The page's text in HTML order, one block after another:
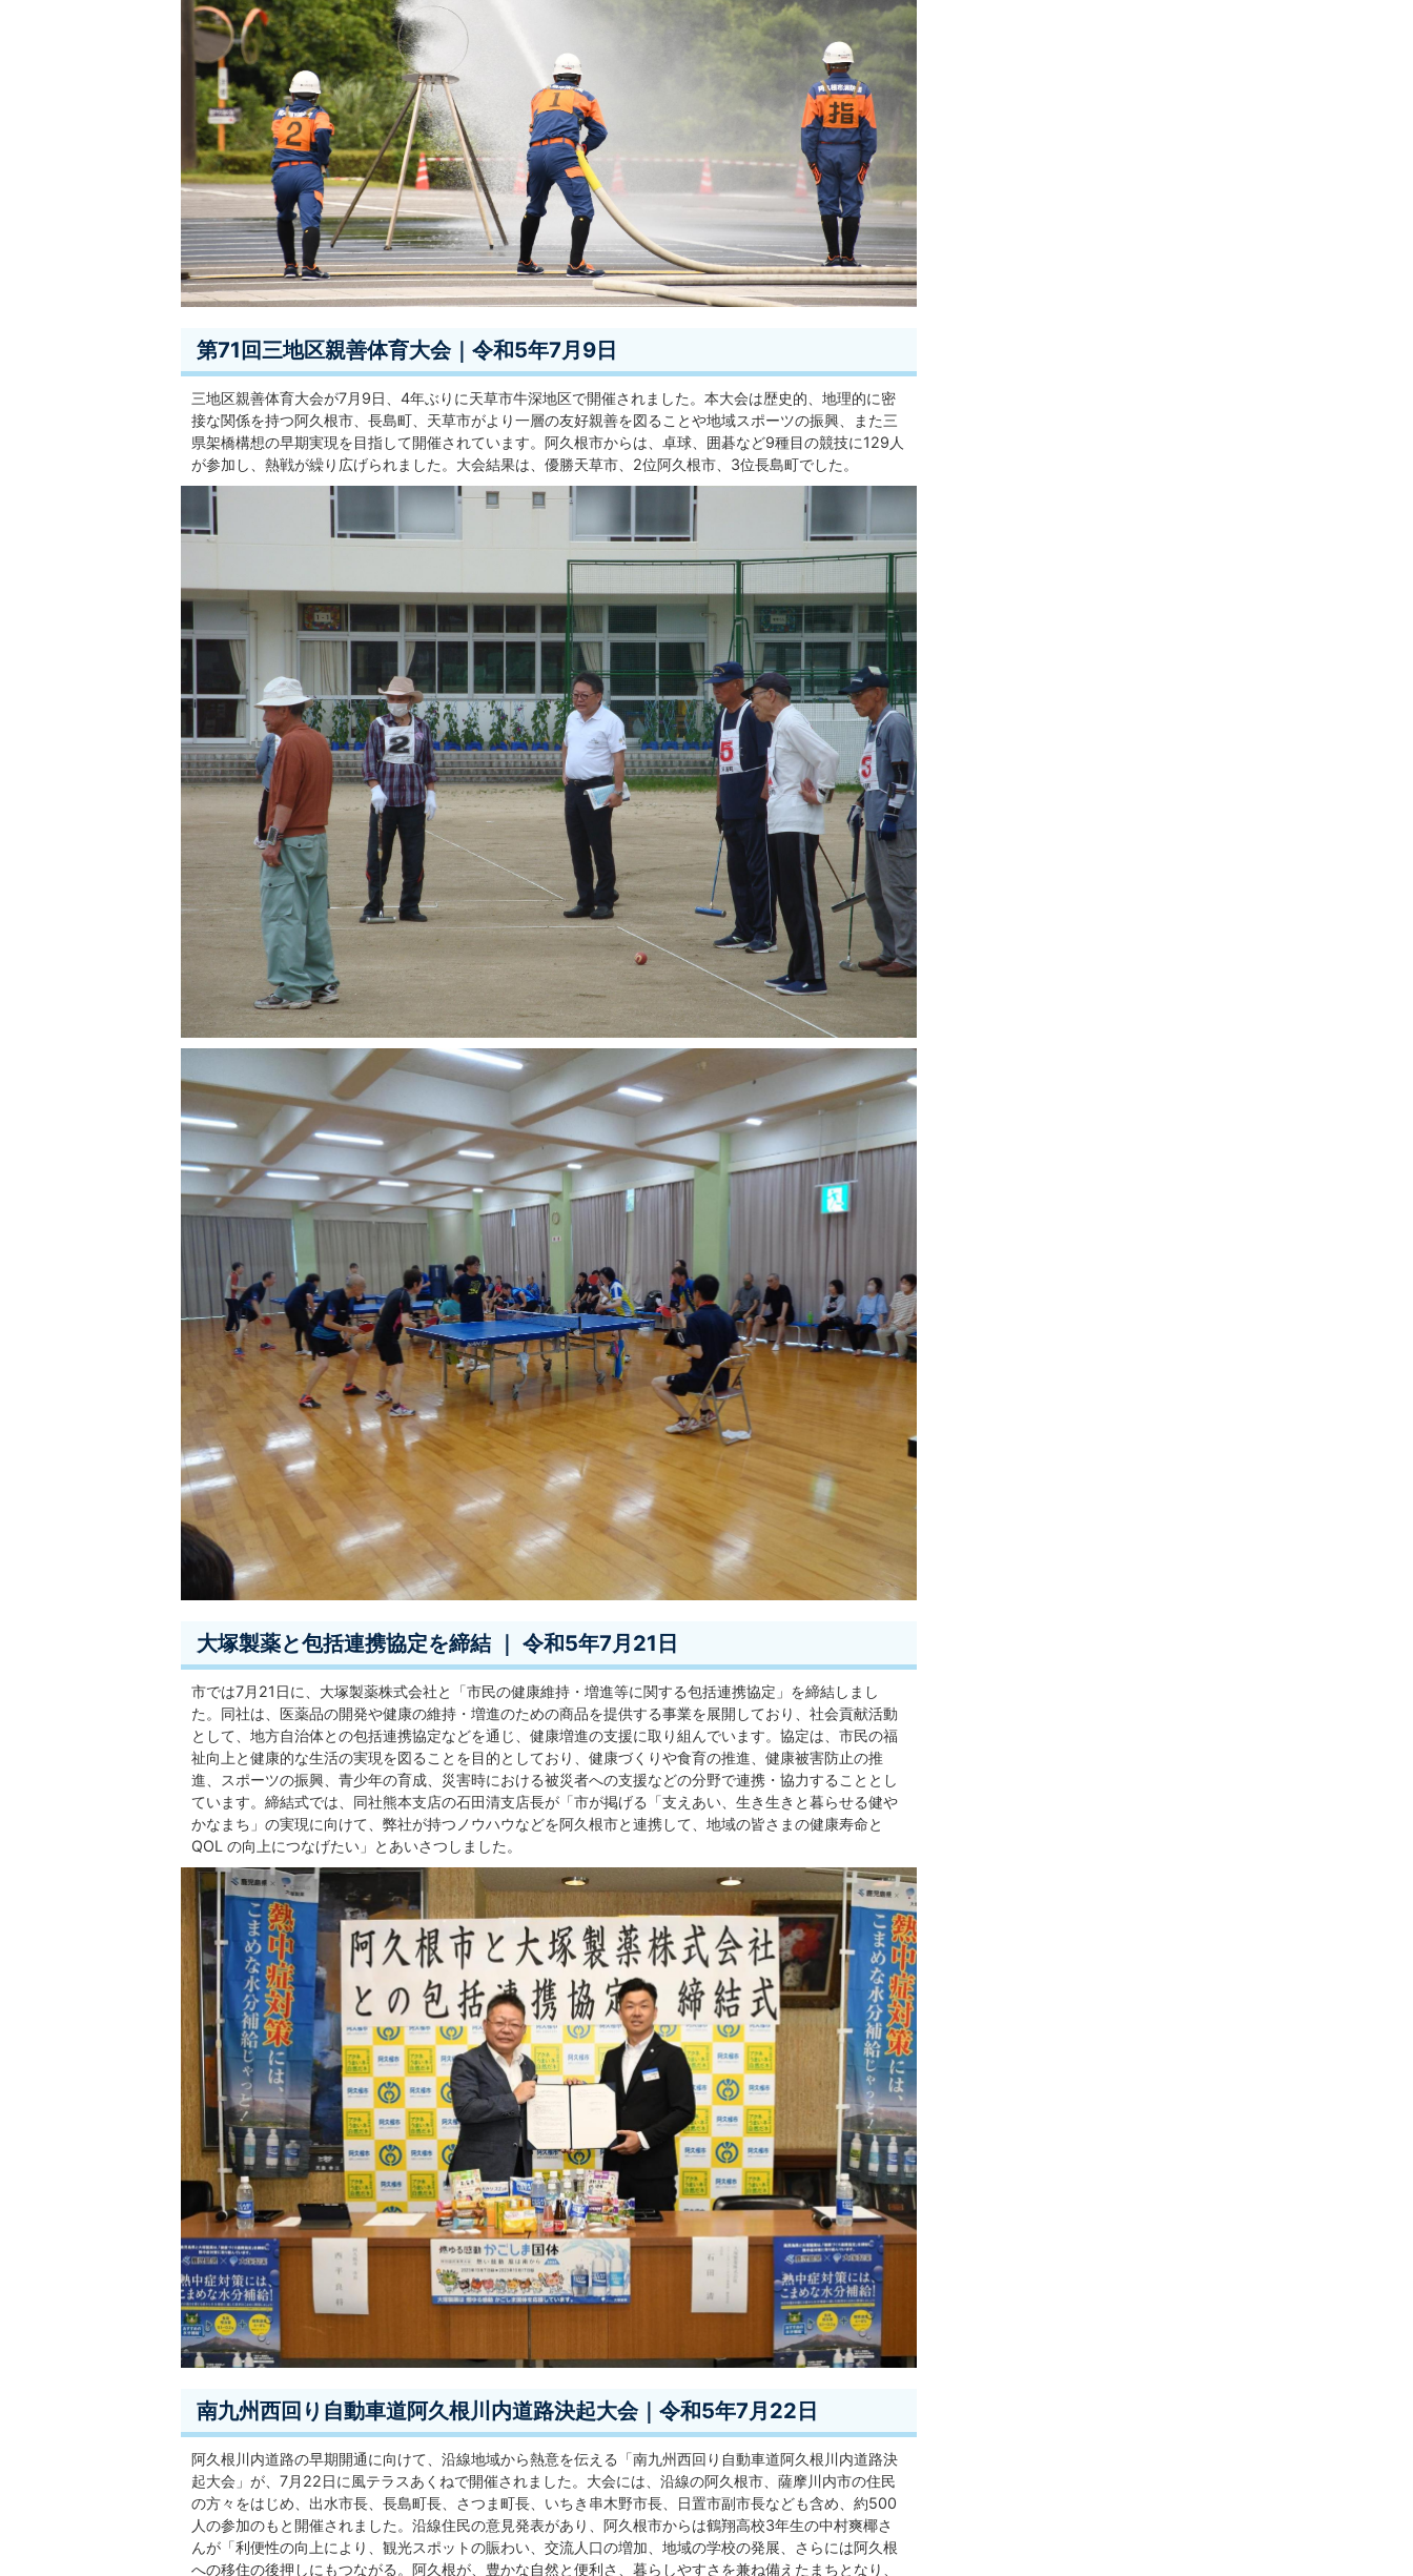
第71回三地区親善体育大会｜令和5年7月9日
三地区親善体育大会が7月9日、4年ぶりに天草市牛深地区で開催されました。本大会は歴史的、地理的に密
接な関係を持つ阿久根市、長島町、天草市がより一層の友好親善を図ることや地域スポーツの振興、また三
県架橋構想の早期実現を目指して開催されています。阿久根市からは、卓球、囲碁など9種目の競技に129人
が参加し、熱戦が繰り広げられました。大会結果は、優勝天草市、2位阿久根市、3位長島町でした。
大塚製薬と包括連携協定を締結 ｜ 令和5年7月21日
市では7月21日に、大塚製薬株式会社と「市民の健康維持・増進等に関する包括連携協定」を締結しまし
た。同社は、医薬品の開発や健康の維持・増進のための商品を提供する事業を展開しており、社会貢献活動
として、地方自治体との包括連携協定などを通じ、健康増進の支援に取り組んでいます。協定は、市民の福
祉向上と健康的な生活の実現を図ることを目的としており、健康づくりや食育の推進、健康被害防止の推
進、スポーツの振興、青少年の育成、災害時における被災者への支援などの分野で連携・協力することとし
ています。締結式では、同社熊本支店の石田清支店長が「市が掲げる「支えあい、生き生きと暮らせる健や
かなまち」の実現に向けて、弊社が持つノウハウなどを阿久根市と連携して、地域の皆さまの健康寿命と
QOL の向上につなげたい」とあいさつしました。
南九州西回り自動車道阿久根川内道路決起大会｜令和5年7月22日
阿久根川内道路の早期開通に向けて、沿線地域から熱意を伝える「南九州西回り自動車道阿久根川内道路決
起大会」が、7月22日に風テラスあくねで開催されました。大会には、沿線の阿久根市、薩摩川内市の住民
の方々をはじめ、出水市長、長島町長、さつま町長、いちき串木野市長、日置市副市長なども含め、約500
人の参加のもと開催されました。沿線住民の意見発表があり、阿久根市からは鶴翔高校3年生の中村爽椰さ
んが「利便性の向上により、観光スポットの賑わい、交流人口の増加、地域の学校の発展、さらには阿久根
への移住の後押しにもつながる。阿久根が、豊かな自然と便利さ、暮らしやすさを兼ね備えたまちとなり、